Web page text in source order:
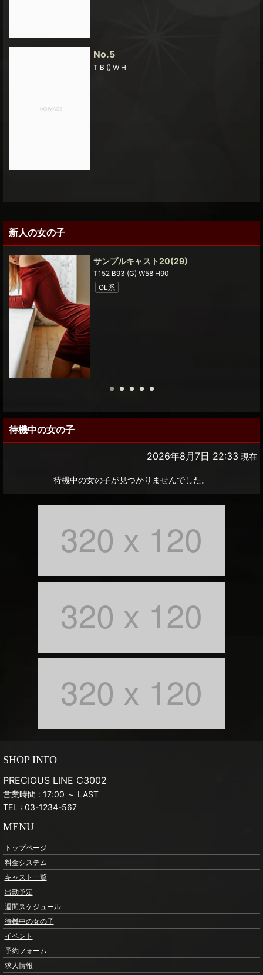
No.5
T B () W H
新人の女の子
サンプルキャスト20(29)
T152 B93 (G) W58 H90
OL系
待機中の女の子
2026年8月7日 22:33 現在
待機中の女の子が見つかりませんでした。
SHOP INFO
PRECIOUS LINE C3002
営業時間 : 17:00 ～ LAST
TEL : 03-1234-567
MENU
トップページ
料金システム
キャスト一覧
出勤予定
週間スケジュール
待機中の女の子
イベント
予約フォーム
求人情報